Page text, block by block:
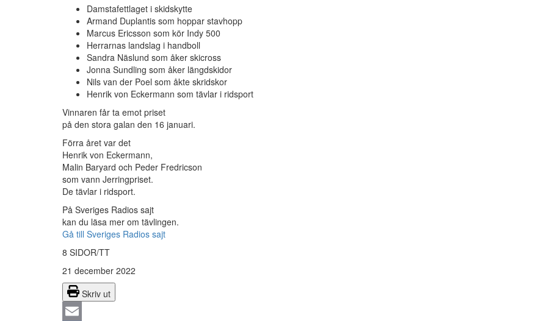
Damstafettlaget i skidskytte
Armand Duplantis som hoppar stavhopp
Marcus Ericsson som kör Indy 500
Herrarnas landslag i handboll
Sandra Näslund som åker skicross
Jonna Sundling som åker längdskidor
Nils van der Poel som åkte skridskor
Henrik von Eckermann som tävlar i ridsport
Vinnaren får ta emot priset
på den stora galan den 16 januari.
Förra året var det
Henrik von Eckermann,
Malin Baryard och Peder Fredricson
som vann Jerringpriset.
De tävlar i ridsport.
På Sveriges Radios sajt
kan du läsa mer om tävlingen.
Gå till Sveriges Radios sajt
8 SIDOR/TT
21 december 2022
Skriv ut